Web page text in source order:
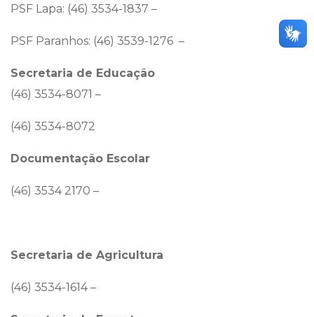
PSF Lapa: (46) 3534-1837 –
PSF Paranhos: (46) 3539-1276 –
Secretaria de Educação
(46) 3534-8071 –
(46) 3534-8072
Documentação Escolar
(46) 3534 2170 –
Secretaria de Agricultura
(46) 3534-1614 –